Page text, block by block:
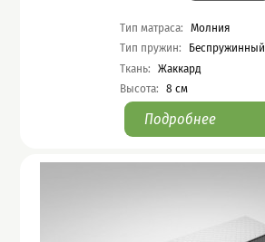
Характеристики
Тип матраса: Молния
Тип пружин:
Беспружинный
Ткань: Жаккард
Высота: 8 см
Подробнее